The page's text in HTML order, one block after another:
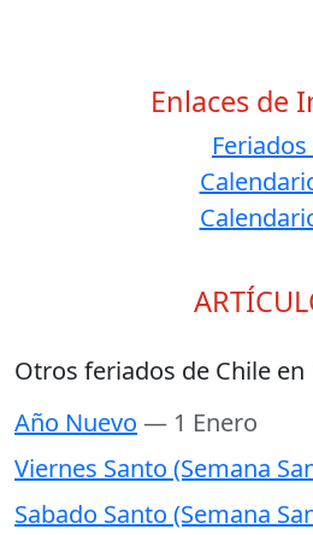
Enlaces de
Feriados
Otros feriados de Chile en
Año Nuevo — 1 Enero
Viernes Santo (Semana
Sabado Santo (Semana